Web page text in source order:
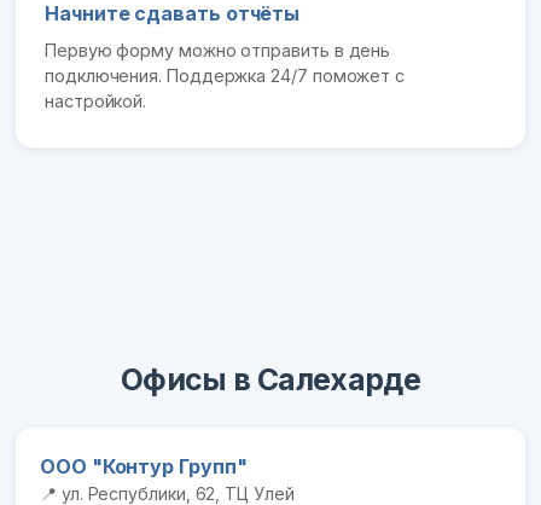
Начните сдавать отчёты
Первую форму можно отправить в день
подключения. Поддержка 24/7 поможет с
настройкой.
Офисы в Салехарде
ООО "Контур Групп"
📍 ул. Республики, 62, ТЦ Улей